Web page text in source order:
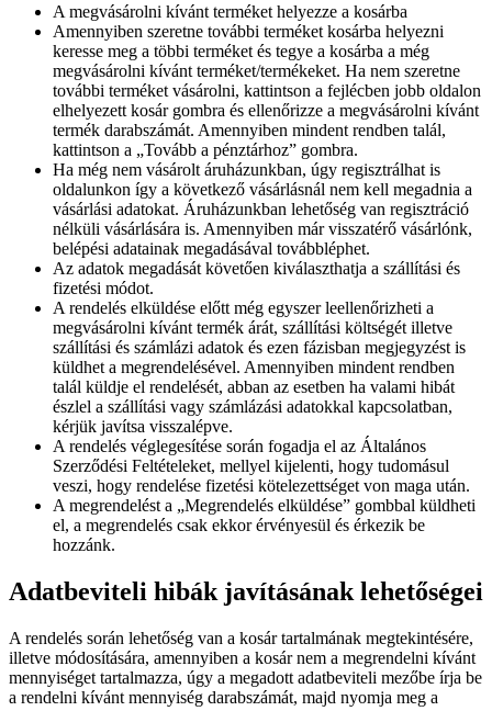
A megvásárolni kívánt terméket helyezze a kosárba
Amennyiben szeretne további terméket kosárba helyezni
keresse meg a többi terméket és tegye a kosárba a még
megvásárolni kívánt terméket/termékeket. Ha nem szeretne
további terméket vásárolni, kattintson a fejlécben jobb oldalon
elhelyezett kosár gombra és ellenőrizze a megvásárolni kívánt
termék darabszámát. Amennyiben mindent rendben talál,
kattintson a „Tovább a pénztárhoz” gombra.
Ha még nem vásárolt áruházunkban, úgy regisztrálhat is
oldalunkon így a következő vásárlásnál nem kell megadnia a
vásárlási adatokat. Áruházunkban lehetőség van regisztráció
nélküli vásárlására is. Amennyiben már visszatérő vásárlónk,
belépési adatainak megadásával továbbléphet.
Az adatok megadását követően kiválaszthatja a szállítási és
fizetési módot.
A rendelés elküldése előtt még egyszer leellenőrizheti a
megvásárolni kívánt termék árát, szállítási költségét illetve
szállítási és számlázi adatok és ezen fázisban megjegyzést is
küldhet a megrendelésével. Amennyiben mindent rendben
talál küldje el rendelését, abban az esetben ha valami hibát
észlel a szállítási vagy számlázási adatokkal kapcsolatban,
kérjük javítsa visszalépve.
A rendelés véglegesítése során fogadja el az Általános
Szerződési Feltételeket, mellyel kijelenti, hogy tudomásul
veszi, hogy rendelése fizetési kötelezettséget von maga után.
A megrendelést a „Megrendelés elküldése” gombbal küldheti
el, a megrendelés csak ekkor érvényesül és érkezik be
hozzánk.
Adatbeviteli hibák javításának lehetőségei
A rendelés során lehetőség van a kosár tartalmának megtekintésére,
illetve módosítására, amennyiben a kosár nem a megrendelni kívánt
mennyiséget tartalmazza, úgy a megadott adatbeviteli mezőbe írja be
a rendelni kívánt mennyiség darabszámát, majd nyomja meg a